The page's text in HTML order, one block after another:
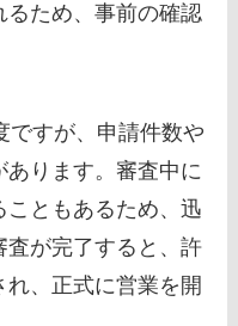
るため、事前の確認
ですが、申請件数や
ります。審査中に
ともあるため、迅
査が完了すると、許
、正式に営業を開